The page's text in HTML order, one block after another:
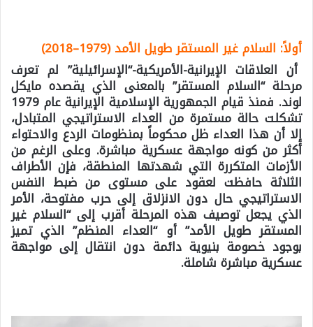
أولاً: السلام غير المستقر طويل الأمد (1979–2018)
أن العلاقات الإيرانية-الأمريكية-“الإسرائيلية” لم تعرف
مرحلة “السلام المستقر” بالمعنى الذي يقصده مايكل
لوند. فمنذ قيام الجمهورية الإسلامية الإيرانية عام 1979
تشكلت حالة مستمرة من العداء الاستراتيجي المتبادل،
إلا أن هذا العداء ظل محكوماً بمنظومات الردع والاحتواء
أكثر من كونه مواجهة عسكرية مباشرة. وعلى الرغم من
الأزمات المتكررة التي شهدتها المنطقة، فإن الأطراف
الثلاثة حافظت لعقود على مستوى من ضبط النفس
الاستراتيجي حال دون الانزلاق إلى حرب مفتوحة، الأمر
الذي يجعل توصيف هذه المرحلة أقرب إلى “السلام غير
المستقر طويل الأمد” أو “العداء المنظم” الذي تميز
بوجود خصومة بنيوية دائمة دون انتقال إلى مواجهة
عسكرية مباشرة شاملة.